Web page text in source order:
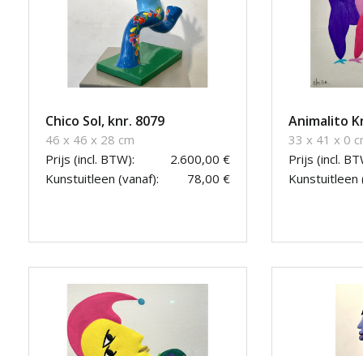
Chico Sol, knr. 8079
46 x 46 x 28 cm
Prijs (incl. BTW):
2.600,00 €
Kunstuitleen (vanaf):
78,00 €
Animalito
33 x 41 x 0
Prijs (incl.
Kunstuitleen